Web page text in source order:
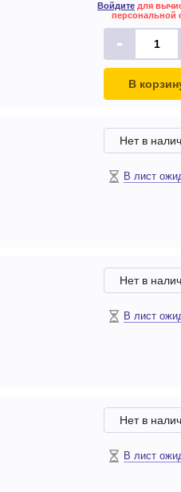
Войдите для
персональной
-
В
Нет в
В лист
Нет в
В лист
Нет в
В лист